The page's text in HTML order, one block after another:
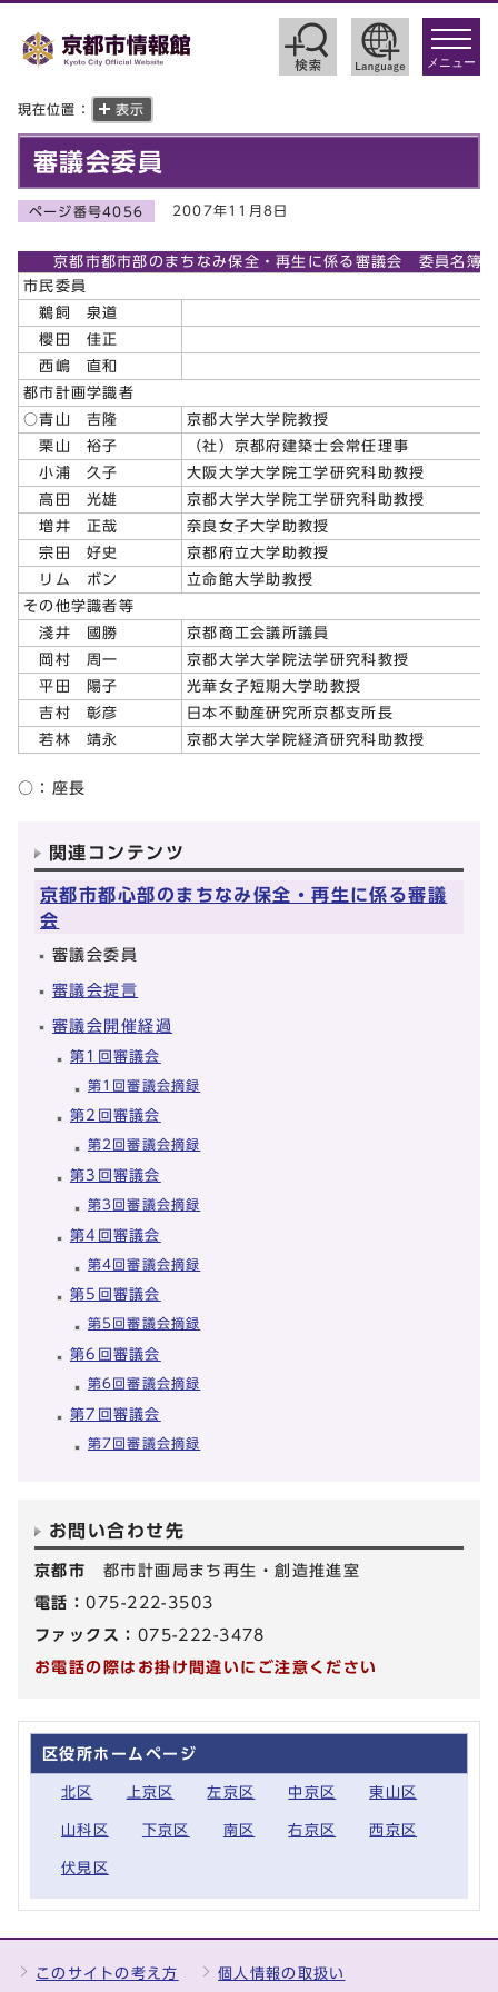
toggle
メニュー
現在位置： 表示
審議会委員
ページ番号4056 2007年11月8日
京都市都市部のまちなみ保全・再生に係る審議会 委員名簿
市民委員
鵜飼 泉道
櫻田 佳正
西嶋 直和
都市計画学識者
○青山 吉隆
京都大学大学院教授
栗山 裕子
（社）京都府建築士会常任理事
小浦 久子
大阪大学大学院工学研究科助教授
高田 光雄
京都大学大学院工学研究科助教授
増井 正哉
奈良女子大学助教授
宗田 好史
京都府立大学助教授
リム ボン
立命館大学助教授
その他学識者等
淺井 國勝
京都商工会議所議員
岡村 周一
京都大学大学院法学研究科教授
平田 陽子
光華女子短期大学助教授
吉村 彰彦
日本不動産研究所京都支所長
若林 靖永
京都大学大学院経済研究科助教授
○：座長
関連コンテンツ
京都市都心部のまちなみ保全・再生に係る審議
会
審議会委員
審議会提言
審議会開催経過
第1回審議会
第1回審議会摘録
第2回審議会
第2回審議会摘録
第3回審議会
第3回審議会摘録
第4回審議会
第4回審議会摘録
第5回審議会
第5回審議会摘録
第6回審議会
第6回審議会摘録
第7回審議会
第7回審議会摘録
お問い合わせ先
京都市 都市計画局まち再生・創造推進室
電話：075-222-3503
ファックス： 075-222-3478
お電話の際はお掛け間違いにご注意ください
区役所ホームページ
北区 上京区 左京区 中京区 東山区
山科区 下京区 南区 右京区 西京区
伏見区
このサイトの考え方 個人情報の取扱い